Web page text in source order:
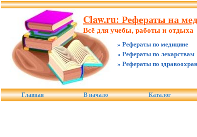
Claw.ru: Рефераты на
Всё для учебы, работы и отдыха
» Рефераты по медицине
» Рефераты по лекарствам
» Рефераты по
Главная В начало Каталог